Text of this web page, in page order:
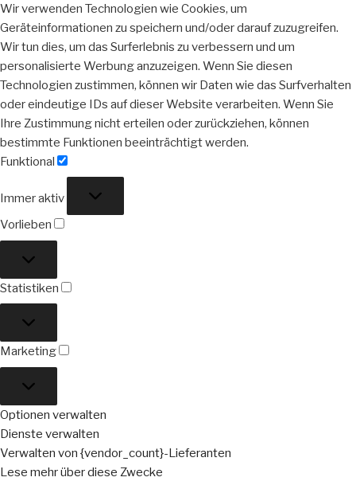
Wir verwenden Technologien wie Cookies, um
Geräteinformationen zu speichern und/oder darauf zuzugreifen.
Wir tun dies, um das Surferlebnis zu verbessern und um
personalisierte Werbung anzuzeigen. Wenn Sie diesen
Technologien zustimmen, können wir Daten wie das Surfverhalten
oder eindeutige IDs auf dieser Website verarbeiten. Wenn Sie
Ihre Zustimmung nicht erteilen oder zurückziehen, können
bestimmte Funktionen beeinträchtigt werden.
Funktional
Immer aktiv
Vorlieben
Statistiken
Marketing
Optionen verwalten
Dienste verwalten
Verwalten von {vendor_count}-Lieferanten
Lese mehr über diese Zwecke